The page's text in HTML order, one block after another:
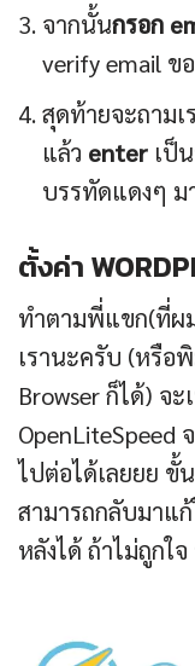
จากนั้นกรอก
verify email ข
สุดท้ายจะถามเ
แล้ว enter เป็
บรรทัดแดงๆ ม
ตั้งค่า
ทำตามพี่แขก(ที่ผ
เรานะครับ (หรื
Browser ก็ได้) จ
OpenLiteSpeed
ไปต่อได้เลยยย ขั้
สามารถกลับมาแก้
หลังได้ ถ้าไม่ถูกใจ